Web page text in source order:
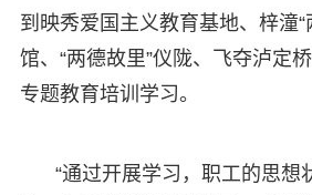
到映秀爱国主义教育基地、梓潼“
馆、“两德故里”仪陇、飞夺泸定
专题教育培训学习。
“通过开展学习，职工的思想